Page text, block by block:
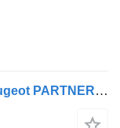
11593 columna de dirección para Peugeot PARTNER Combispace (5F) camión